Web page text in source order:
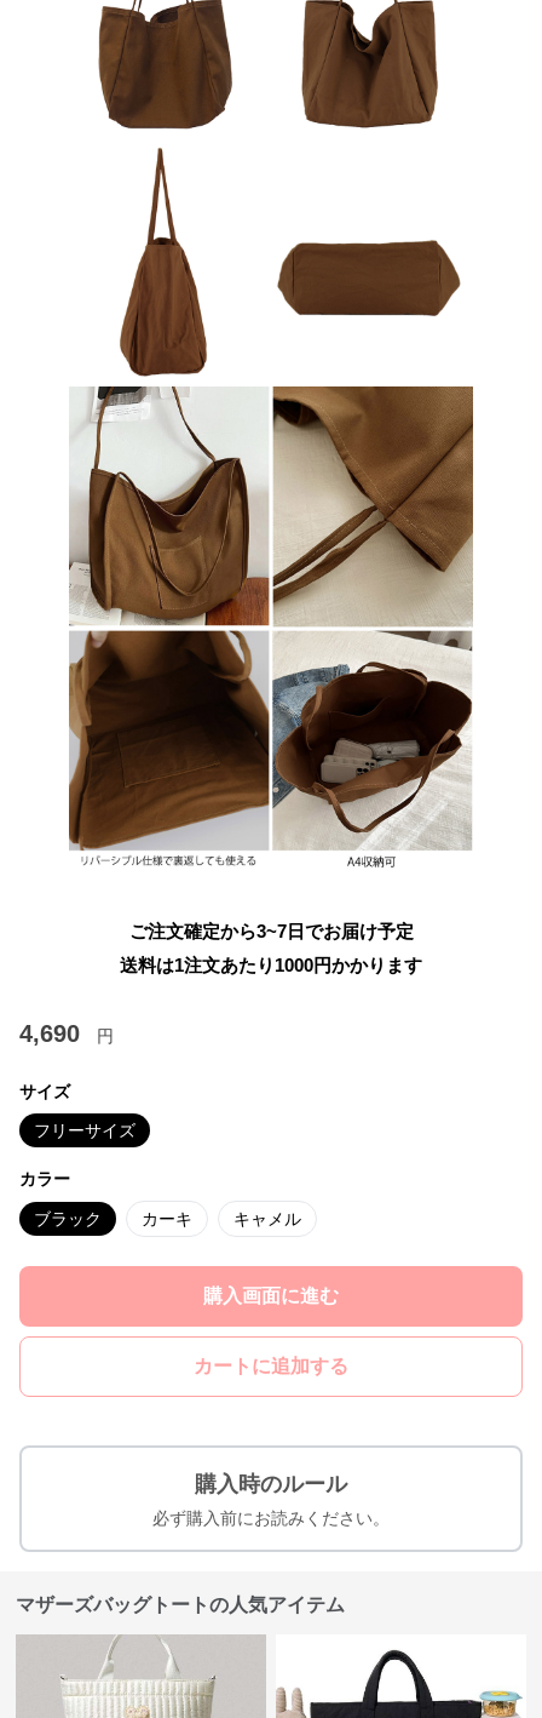
ご注文確定から3~7日でお届け予定
送料は1注文あたり 1000円かかります
4,690 円
サイズ
フリーサイズ
カラー
ブラック カーキ キャメル
購入画面に進む
カートに追加する
購入時のルール
必ず購入前にお読みください。
マザーズバッグトートの人気アイテム